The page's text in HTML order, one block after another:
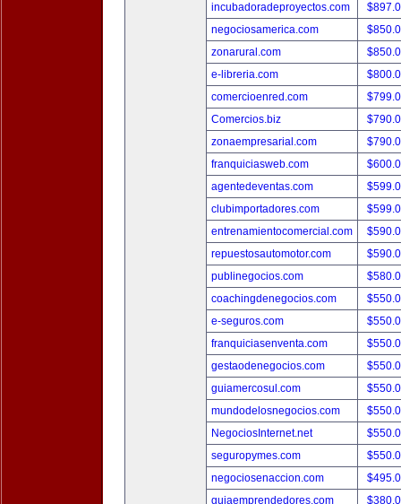
incubadoradeproyectos.com
negociosamerica.com
zonarural.com
e-libreria.com
comercioenred.com
Comercios.biz
zonaempresarial.com
franquiciasweb.com
agentedeventas.com
clubimportadores.com
entrenamientocomercial.com
repuestosautomotor.com
publinegocios.com
coachingdenegocios.com
e-seguros.com
franquiciasenventa.com
gestaodenegocios.com
guiamercosul.com
mundodelosnegocios.com
NegociosInternet.net
seguropymes.com
negociosenaccion.com
guiaemprendedores.com